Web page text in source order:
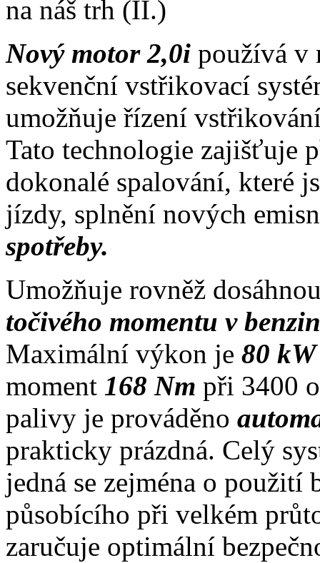
Nový motor 2,0i používá v
sekvenční vstřikovací
umožňuje řízení
Tato technologie zajišťuje
dokonalé spalování, které
jízdy, splnění nových
spotřeby.
Umožňuje rovněž
točivého momentu v
Maximální výkon je 80
moment 168 Nm při 3400
palivy je prováděno
prakticky prázdná. Celý
jedná se zejména o použití
působícího při velkém
zaručuje optimální